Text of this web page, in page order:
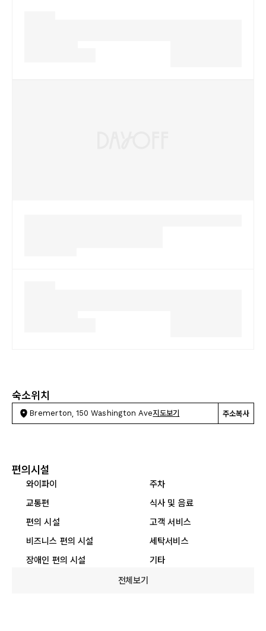
숙소위치
Bremerton, 150 Washington Ave지도보기 주소복사
편의시설
와이파이
주차
교통편
식사 및 음료
편의 시설
고객 서비스
비즈니스 편의 시설
세탁서비스
장애인 편의 시설
기타
전체보기